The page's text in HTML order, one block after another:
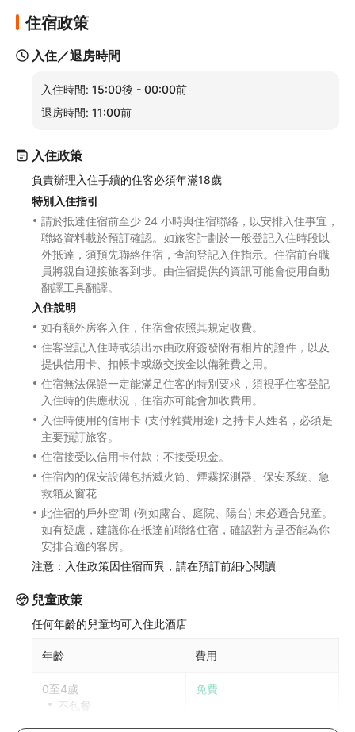
住宿政策
入住／退房時間
入住時間: 15:00後 - 00:00前
退房時間: 11:00前
入住政策
負責辦理入住手續的住客必須年滿18歲
特別入住指引
請於抵達住宿前至少 24 小時與住宿聯絡，以安排入住事宜，
聯絡資料載於預訂確認。如旅客計劃於一般登記入住時段以
外抵達，須預先聯絡住宿，查詢登記入住指示。住宿前台職
員將親自迎接旅客到埗。由住宿提供的資訊可能會使用自動
翻譯工具翻譯。
入住說明
如有額外房客入住，住宿會依照其規定收費。
住客登記入住時或須出示由政府簽發附有相片的證件，以及
提供信用卡、扣帳卡或繳交按金以備雜費之用。
住宿無法保證一定能滿足住客的特別要求，須視乎住客登記
入住時的供應狀況，住宿亦可能會加收費用。
入住時使用的信用卡 (支付雜費用途) 之持卡人姓名，必須是
主要預訂旅客。
住宿接受以信用卡付款；不接受現金。
住宿內的保安設備包括滅火筒、煙霧探測器、保安系統、急
救箱及窗花
此住宿的戶外空間 (例如露台、庭院、陽台) 未必適合兒童。
如有疑慮，建議你在抵達前聯絡住宿，確認對方是否能為你
安排合適的客房。
注意：入住政策因住宿而異，請在預訂前細心閱讀
兒童政策
任何年齡的兒童均可入住此酒店
年齡 費用
0至4歲
不包餐
免費